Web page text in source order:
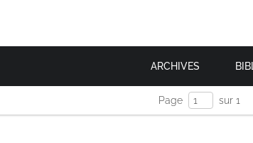
ARCHIVES
Page sur 1